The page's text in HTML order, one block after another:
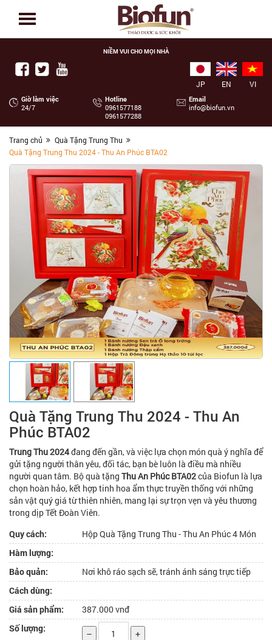
NIỀM VUI CHO MỌI NHÀ
VI
EN
JP
Giờ làm việc
24/7
Hotline
‭0961577188
0961577288
Email
info@biofun.vn
Trang chủ
Quà Tặng Trung Thu
Quà Tặng Trung Thu 2024 - Thu An Phúc BTA02
Quà Tặng Trung Thu 2024 - Thu An
Phúc BTA02
Trung Thu 2024đang đến gần, và việc lựa chọn món quà ý nghĩa để
gửi tặng người thân yêu, đối tác, bạn bè luôn là điều mà nhiều
người quan tâm. Bộ quà tặng Thu An Phúc BTA02của Biofun là lựa
chọn hoàn hảo, kết hợp tinh hoa ẩm thực truyền thống với những
sản vật quý giá từ thiên nhiên, mang lại sự trọn vẹn và yêu thương
trong dịp Tết Đoàn Viên.
Quy cách:
Hộp Quà Tặng Trung Thu - Thu An Phúc 4 Món
Hàm lượng:
Bảo quản:
Nơi khô ráo sạch sẽ, tránh ánh sáng trực tiếp
Cách dùng:
Giá sản phẩm:
387.000 vnđ
Số lượng:
– +